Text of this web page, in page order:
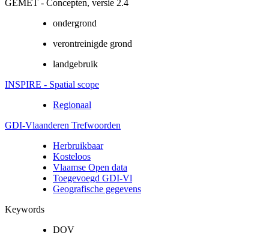
GEMET - Concepten, versie 2.4
ondergrond
verontreinigde grond
landgebruik
INSPIRE - Spatial scope
Regionaal
GDI-Vlaanderen Trefwoorden
Herbruikbaar
Kosteloos
Vlaamse Open data
Toegevoegd GDI-Vl
Geografische gegevens
Keywords
DOV